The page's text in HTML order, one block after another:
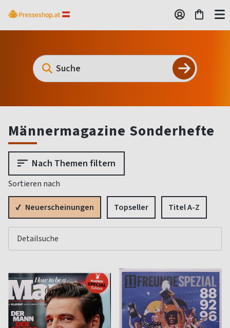
Männermagazine Sonderhefte
Nach Themen filtern
Sortieren nach
Neuerscheinungen Topseller Titel A-Z